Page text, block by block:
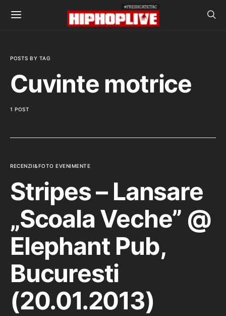
POSTS BY TAG
Cuvinte motrice
1 POST
RECENZII&FOTO EVENIMENTE
Stripes – Lansare
„Scoala Veche” @
Elephant Pub,
Bucuresti
(20.01.2013)